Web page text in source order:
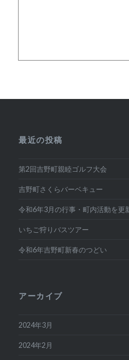
最近の投稿
第2回吉野町親睦ゴルフ大会
吉野町さくらバーベキュー
令和6年3月の行事・町内活動を更
いちご狩りバスツアー
令和6年吉野町新春のつどい
アーカイブ
2024年3月
2024年2月